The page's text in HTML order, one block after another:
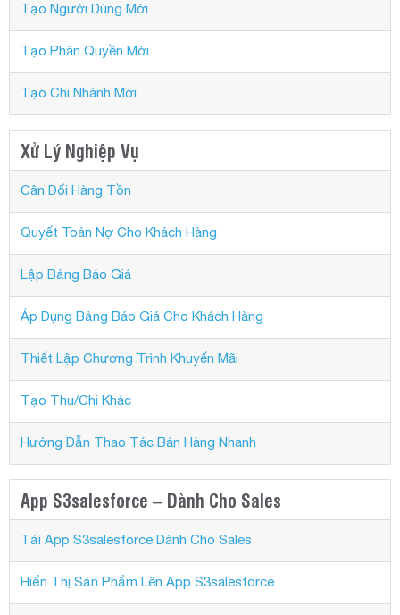
Tạo Người Dùng Mới
Tạo Phân Quyền Mới
Tạo Chi Nhánh Mới
Xử Lý Nghiệp Vụ
Cân Đối Hàng Tồn
Quyết Toán Nợ Cho Khách Hàng
Lập Bảng Báo Giá
Áp Dụng Bảng Báo Giá Cho Khách Hàng
Thiết Lập Chương Trình Khuyến Mãi
Tạo Thu/Chi Khác
Hướng Dẫn Thao Tác Bán Hàng Nhanh
App S3salesforce – Dành Cho Sales
Tải App S3salesforce Dành Cho Sales
Hiển Thị Sản Phẩm Lên App S3salesforce